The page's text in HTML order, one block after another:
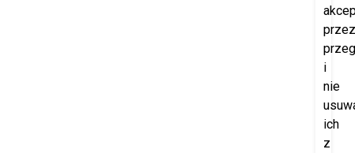
przez
i
nie
ich
z